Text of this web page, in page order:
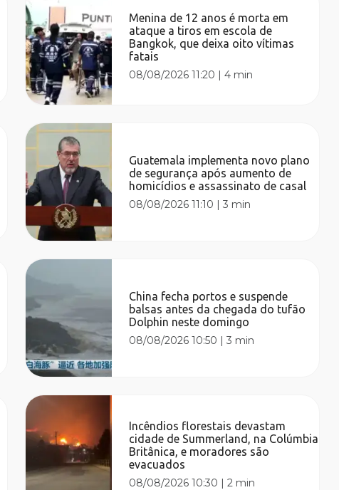
Menina de 12 anos é morta em
ataque a tiros em escola de
Bangkok, que deixa oito vítimas
fatais
08/08/2026 11:20 |4 min
Guatemala implementa novo plano
de segurança após aumento de
homicídios e assassinato de casal
08/08/2026 11:10 |3 min
China fecha portos e suspende
balsas antes da chegada do tufão
Dolphin neste domingo
08/08/2026 10:50 |3 min
Incêndios florestais devastam
cidade de Summerland, na Colúmbia
Britânica, e moradores são
evacuados
08/08/2026 10:30 |2 min